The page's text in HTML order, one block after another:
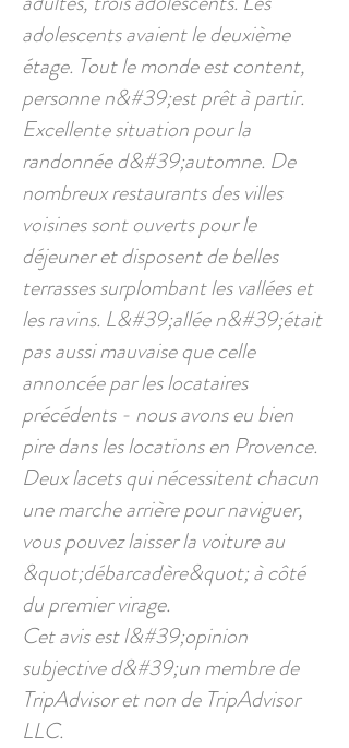
adolescents avaient le deuxième
étage. Tout le monde est content,
personne n&#39;est prêt à partir.
Excellente situation pour la
randonnée d&#39;automne. De
nombreux restaurants des villes
voisines sont ouverts pour le
déjeuner et disposent de belles
terrasses surplombant les vallées et
les ravins. L&#39;allée n&#39;était
pas aussi mauvaise que celle
annoncée par les locataires
précédents - nous avons eu bien
pire dans les locations en Provence.
Deux lacets qui nécessitent chacun
une marche arrière pour naviguer,
vous pouvez laisser la voiture au
&quot;débarcadère&quot; à côté
du premier virage.
Cet avis est l&#39;opinion
subjective d&#39;un membre de
TripAdvisor et non de TripAdvisor
LLC.